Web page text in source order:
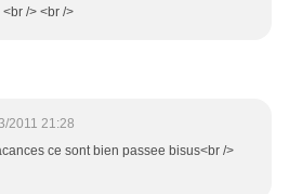
/> <br />
2011 21:28
ce sont bien passee bisus<br />